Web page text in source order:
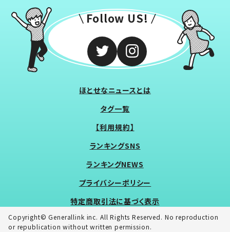
Follow US!
ほとせなニュースとは
タグ一覧
【利用規約】
ランキングSNS
ランキングNEWS
プライバシーポリシー
特定商取引法に基づく表示
Copyright© Generallink inc. All Rights Reserved. No reproduction
or republication without written permission.